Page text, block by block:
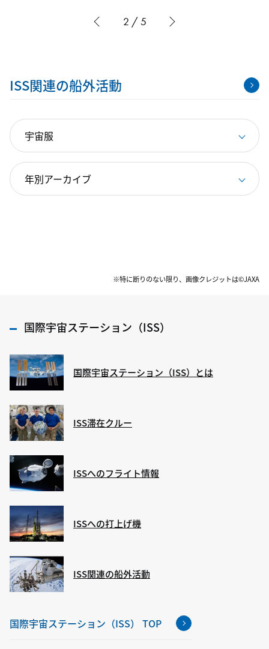
2 / 5
ISS関連の船外活動
※特に断りのない限り、画像クレジットは©JAXA
国際宇宙ステーション（ISS）
国際宇宙ステーション（ISS）とは
ISS滞在クルー
ISSへのフライト情報
ISSへの打上げ機
ISS関連の船外活動
国際宇宙ステーション（ISS） TOP